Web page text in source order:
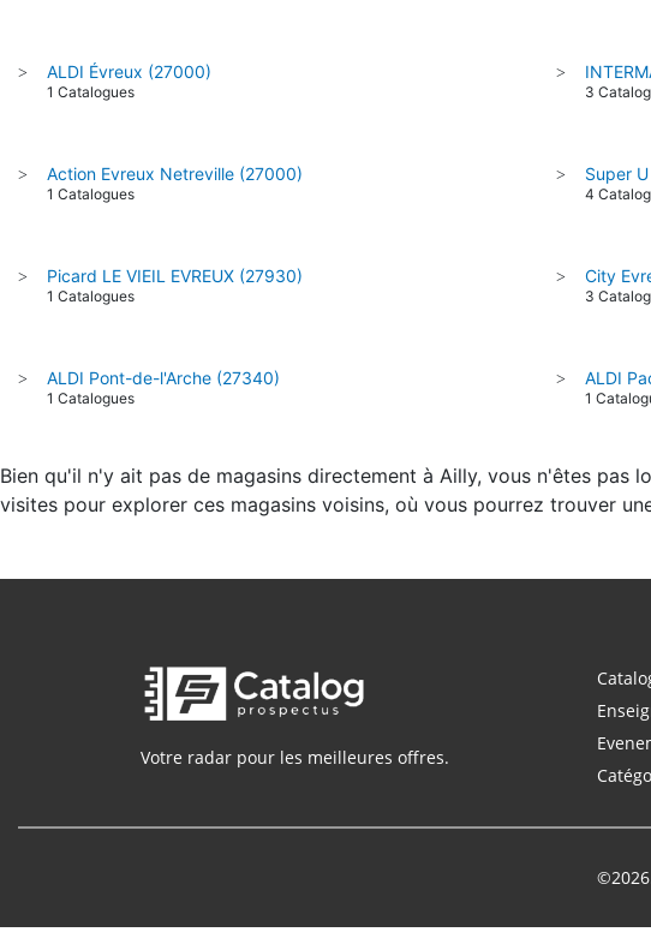
> ALDI Évreux (27000)
1 Catalogues
>
3
> Action Evreux Netreville (27000)
1 Catalogues
> Super
4
> Picard LE VIEIL EVREUX (27930)
1 Catalogues
> City
3
> ALDI Pont-de-l'Arche (27340)
1 Catalogues
> ALDI
1
Bien qu'il n'y ait pas de magasins directement à Ailly, vous n'êtes pas
visites pour explorer ces magasins voisins, où vous pourrez trouver
Votre radar pour les meilleures offres.